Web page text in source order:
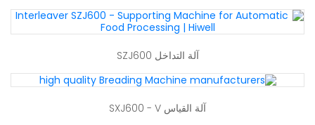
آلة التداخل SZJ600
آلة القياس SXJ600 - V